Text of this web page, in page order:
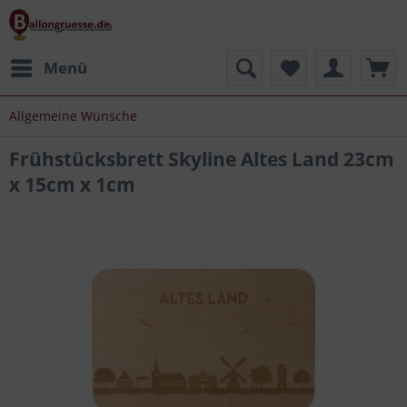
Menü
Allgemeine Wünsche
Frühstücksbrett Skyline Altes Land 23cm
x 15cm x 1cm